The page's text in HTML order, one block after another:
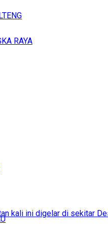
RAYA
kali ini digelar di sekitar